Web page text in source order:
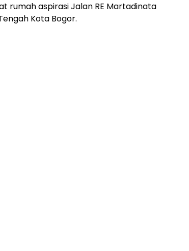
rumah aspirasi Jalan RE Martadinata
Kota Bogor.